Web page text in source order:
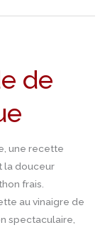
de
une recette
la douceur
frais.
au vinaigre de
spectaculaire,